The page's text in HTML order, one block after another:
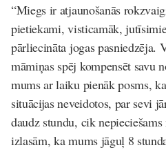
“Miegs ir atjaunošanās
pietiekami, visticamāk,
pārliecināta jogas pasniedzēja.
māmiņas spēj kompensēt savu
mums ar laiku pienāk posms,
situācijas neveidotos, par sevi
daudz stundu, cik
izlasām, ka mums jāguļ 8